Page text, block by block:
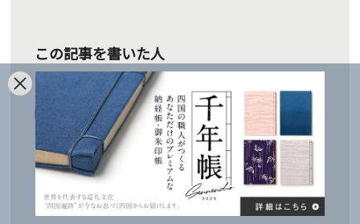
この記事を書いた人
野瀬 照山
四国遍路案内人・先達。四国八十八ヶ所
結願50回、うち歩き遍路15回。四国六番
安楽寺出家得度。四国八十八ヶ所霊場会
公認先達。 高松市一宮町で「だんらん旅
人宿そらうみ(
http://www.sanuki-
soraumi.jp/ )」を運営。